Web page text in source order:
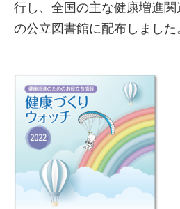
行し、全国の主な健康増進
の公立図書館に配布しました